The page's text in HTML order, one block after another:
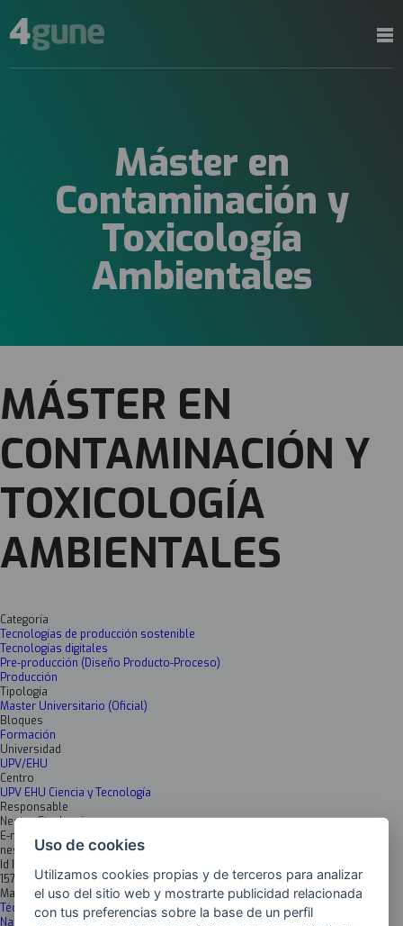
Máster en
Contaminación y
Toxicología
Ambientales
MÁSTER EN
CONTAMINACIÓN Y
TOXICOLOGÍA
AMBIENTALES
Categoría
Tecnologías de producción sostenible
Tecnologías digitales
Pre-producción (Diseño Producto-Proceso)
Producción
Tipología
Master Universitario (Oficial)
Bloques
Formación
Universidad
UPV/EHU
Centro
UPV EHU Ciencia y Tecnología
Responsable
Nestor Etxebarria
E-mail
nestor.etxebarria@ehu.eus
Id Inkesta
1571
Materiales avanzados
Técnicas de caracterización y análisis
Nanomateriales
Uso de cookies
Utilizamos cookies propias y de terceros para analizar
el uso del sitio web y mostrarte publicidad relacionada
con tus preferencias sobre la base de un perfil